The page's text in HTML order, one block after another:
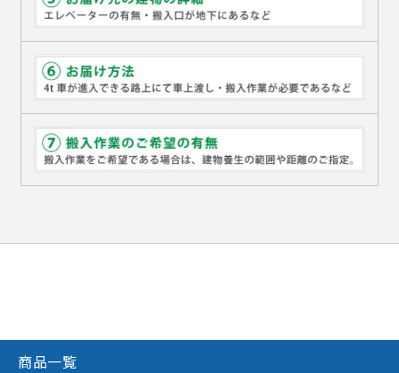
商品一覧